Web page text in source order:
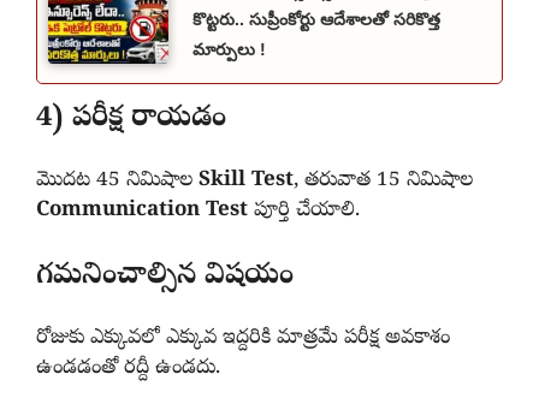
కొట్టరు.. సుప్రీంకోర్టు ఆదేశాలతో సరికొత్త
మార్పులు !
4) పరీక్ష రాయడం
మొదట 45 నిమిషాల Skill Test, తరువాత 15 నిమిషాల
Communication Test పూర్తి చేయాలి.
గమనించాల్సిన విషయం
రోజుకు ఎక్కువలో ఎక్కువ ఇద్దరికి మాత్రమే పరీక్ష అవకాశం
ఉండడంతో రద్దీ ఉండదు.